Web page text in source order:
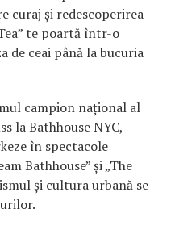
curaj și redescoperirea
te poartă într-o
de ceai până la bucuria
campion național al
la Bathhouse NYC,
în spectacole
Bathhouse” și „The
și cultura urbană se